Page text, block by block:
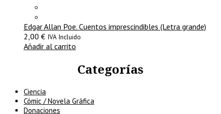
Edgar Allan Poe. Cuentos imprescindibles (Letra grande)
2,00 € IVA Incluido
Añadir al carrito
Categorías
Ciencia
Cómic / Novela Gráfica
Donaciones